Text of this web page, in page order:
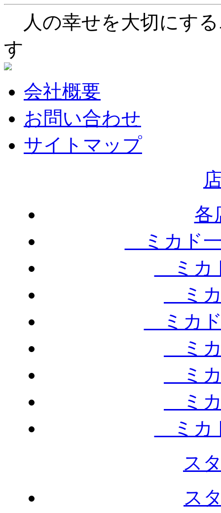
人の幸せを大切にす
す
会社概要
お問い合わせ
サイトマップ
各
ミカド
ミカ
ミカ
ミカド
ミカ
ミカ
ミカ
ミカ
ス
ス